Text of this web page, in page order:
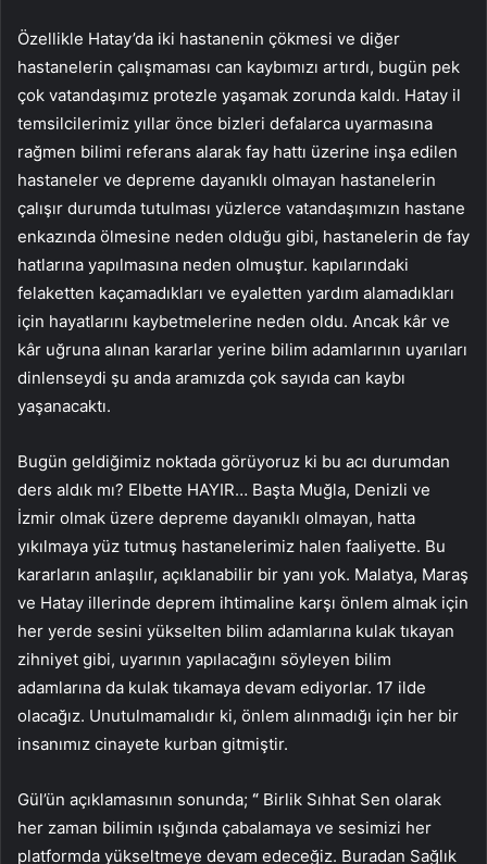
Özellikle Hatay’da iki hastanenin çökmesi ve diğer
hastanelerin çalışmaması can kaybımızı artırdı, bugün pek
çok vatandaşımız protezle yaşamak zorunda kaldı. Hatay il
temsilcilerimiz yıllar önce bizleri defalarca uyarmasına
rağmen bilimi referans alarak fay hattı üzerine inşa edilen
hastaneler ve depreme dayanıklı olmayan hastanelerin
çalışır durumda tutulması yüzlerce vatandaşımızın hastane
enkazında ölmesine neden olduğu gibi, hastanelerin de fay
hatlarına yapılmasına neden olmuştur. kapılarındaki
felaketten kaçamadıkları ve eyaletten yardım alamadıkları
için hayatlarını kaybetmelerine neden oldu. Ancak kâr ve
kâr uğruna alınan kararlar yerine bilim adamlarının uyarıları
dinlenseydi şu anda aramızda çok sayıda can kaybı
yaşanacaktı.
Bugün geldiğimiz noktada görüyoruz ki bu acı durumdan
ders aldık mı? Elbette HAYIR… Başta Muğla, Denizli ve
İzmir olmak üzere depreme dayanıklı olmayan, hatta
yıkılmaya yüz tutmuş hastanelerimiz halen faaliyette. Bu
kararların anlaşılır, açıklanabilir bir yanı yok. Malatya, Maraş
ve Hatay illerinde deprem ihtimaline karşı önlem almak için
her yerde sesini yükselten bilim adamlarına kulak tıkayan
zihniyet gibi, uyarının yapılacağını söyleyen bilim
adamlarına da kulak tıkamaya devam ediyorlar. 17 ilde
olacağız. Unutulmamalıdır ki, önlem alınmadığı için her bir
insanımız cinayete kurban gitmiştir.
Gül’ün açıklamasının sonunda; “ Birlik Sıhhat Sen olarak
her zaman bilimin ışığında çabalamaya ve sesimizi her
platformda yükseltmeye devam edeceğiz. Buradan Sağlık